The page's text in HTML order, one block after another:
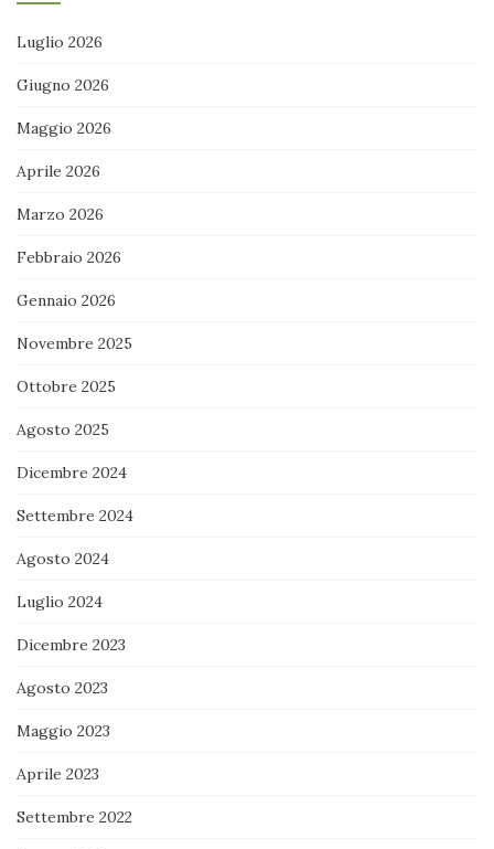
Luglio 2026
Giugno 2026
Maggio 2026
Aprile 2026
Marzo 2026
Febbraio 2026
Gennaio 2026
Novembre 2025
Ottobre 2025
Agosto 2025
Dicembre 2024
Settembre 2024
Agosto 2024
Luglio 2024
Dicembre 2023
Agosto 2023
Maggio 2023
Aprile 2023
Settembre 2022